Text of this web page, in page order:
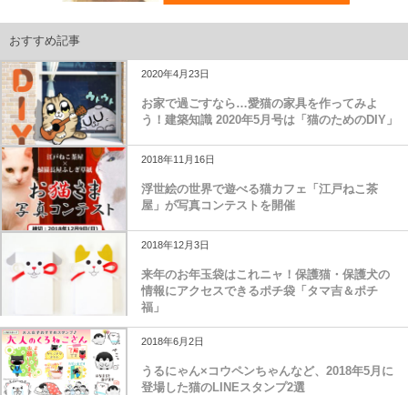
おすすめ記事
2020年4月23日
お家で過ごすなら…愛猫の家具を作ってみよ
う！建築知識 2020年5月号は「猫のためのDIY」
2018年11月16日
浮世絵の世界で遊べる猫カフェ「江戸ねこ茶
屋」が写真コンテストを開催
2018年12月3日
来年のお年玉袋はこれニャ！保護猫・保護犬の
情報にアクセスできるポチ袋「タマ吉＆ポチ
福」
2018年6月2日
うるにゃん×コウペンちゃんなど、2018年5月に
登場した猫のLINEスタンプ2選